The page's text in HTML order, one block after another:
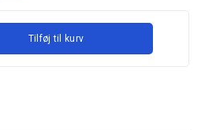
Tilføj til kurv